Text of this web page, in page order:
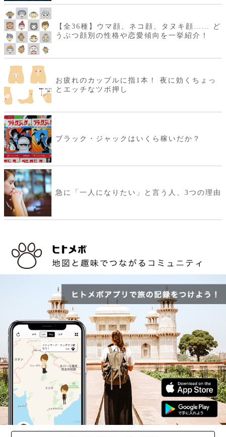
【全36種】ウマ顔、ネコ顔、タヌキ顔…… ど
うぶつ顔別の性格や恋愛傾向を一挙紹介！
お疲れのカップルに指1本！ 夜に効くちょっ
とエッチなツボ押し
ブラック・ジャックはいくら稼いだか？
急に「一人になりたい」と言う人、3つの理由